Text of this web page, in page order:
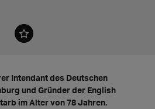
Intendant des Deutschen
und Gründer der English
im Alter von 78 Jahren.